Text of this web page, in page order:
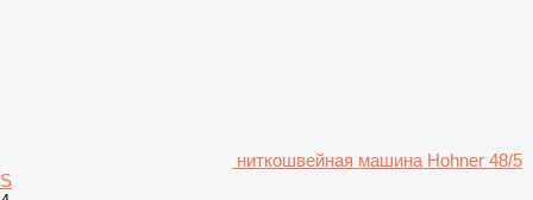
ниткошвейная машина Hohner 48/5
S